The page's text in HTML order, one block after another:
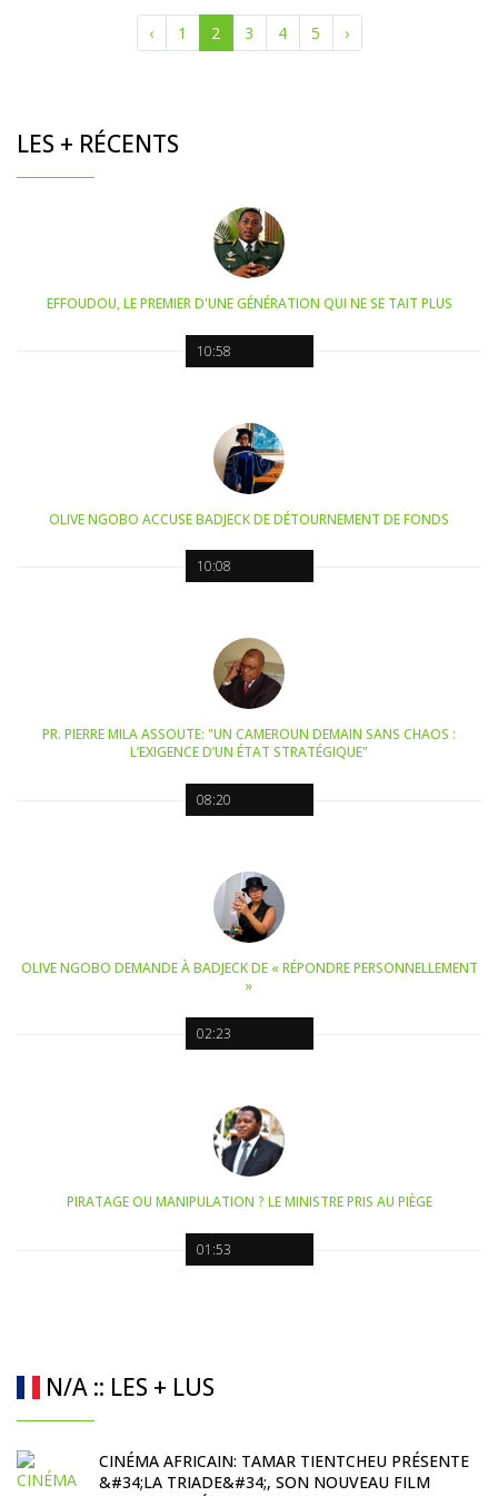
‹ 1 2 3 4 5 ›
LES + RÉCENTS
10:58
EFFOUDOU, LE PREMIER D'UNE GÉNÉRATION QUI NE SE TAIT PLUS
10:08
OLIVE NGOBO ACCUSE BADJECK DE DÉTOURNEMENT DE FONDS
08:20
PR. PIERRE MILA ASSOUTE: "UN CAMEROUN DEMAIN SANS CHAOS :
L’EXIGENCE D’UN ÉTAT STRATÉGIQUE"
02:23
OLIVE NGOBO DEMANDE À BADJECK DE « RÉPONDRE PERSONNELLEMENT
»
01:53
PIRATAGE OU MANIPULATION ? LE MINISTRE PRIS AU PIÈGE
N/A :: LES + LUS
CINÉMA AFRICAIN: TAMAR TIENTCHEU PRÉSENTE
&#34;LA TRIADE&#34;, SON NOUVEAU FILM